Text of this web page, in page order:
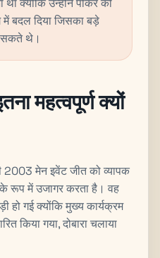
क्योंकि उन्होंने पोकर की
बदल दिया जिसका बड़े
सकते थे।
महत्वपूर्ण क्यों
मेन इवेंट जीत को व्यापक
के रूप में उजागर करता है। वह
हो गई क्योंकि मुख्य कार्यक्रम
किया गया, दोबारा चलाया